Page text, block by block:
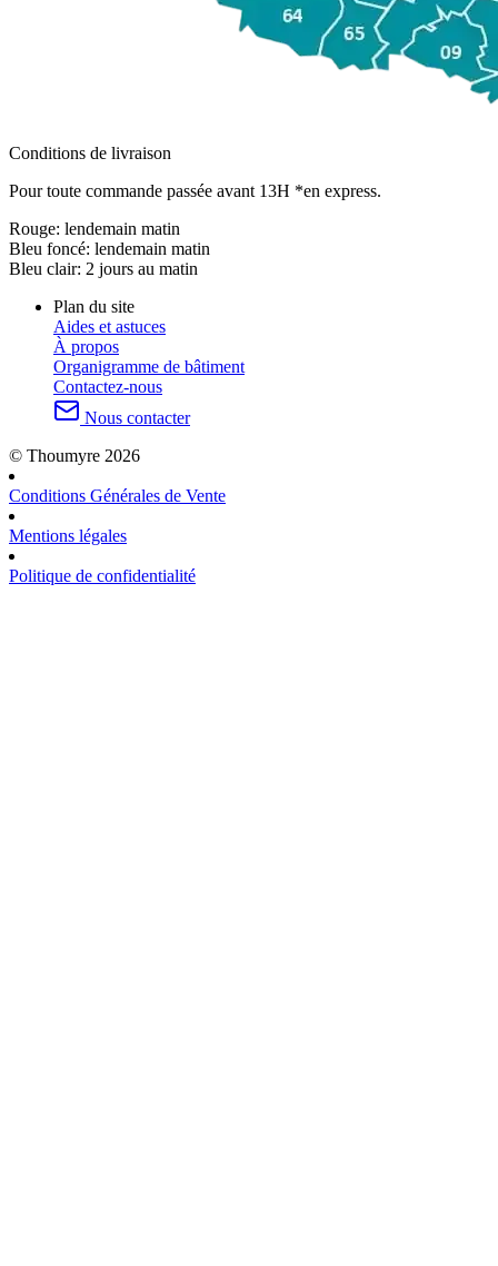
Conditions de livraison
Pour toute commande passée avant 13H *en express.
Rouge: lendemain matin
Bleu foncé: lendemain matin
Bleu clair: 2 jours au matin
Plan du site
Aides et astuces
À propos
Organigramme de bâtiment
Contactez-nous
Nous contacter
© Thoumyre 2026
Conditions Générales de Vente
Mentions légales
Politique de confidentialité